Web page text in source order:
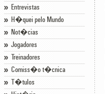
Entrevistas
H�quei pelo Mundo
Not�cias
Jogadores
Treinadores
Comiss�o t�cnica
T�tulos